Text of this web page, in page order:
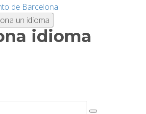
un idioma
idioma